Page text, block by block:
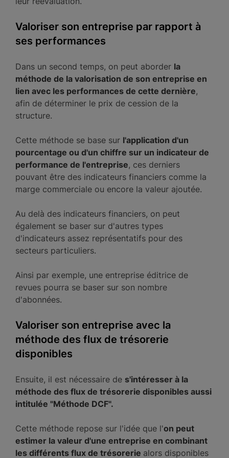
Valoriser son entreprise par rapport à
ses performances
Dans un second temps, on peut aborder la
méthode de la valorisation de son entreprise en
lien avec les performances de cette dernière,
afin de déterminer le prix de cession de la
structure.
Cette méthode se base sur l'application d'un
pourcentage ou d'un chiffre sur un indicateur de
performance de l'entreprise, ces derniers
pouvant être des indicateurs financiers comme la
marge commerciale ou encore la valeur ajoutée.
Au delà des indicateurs financiers, on peut
également se baser sur d'autres types
d'indicateurs assez représentatifs pour des
secteurs particuliers.
Ainsi par exemple, une entreprise éditrice de
revues pourra se baser sur son nombre
d'abonnées.
Valoriser son entreprise avec la
méthode des flux de trésorerie
disponibles
Ensuite, il est nécessaire de s'intéresser à la
méthode des flux de trésorerie disponibles aussi
intitulée "Méthode DCF".
Cette méthode repose sur l'idée que l'on peut
estimer la valeur d'une entreprise en combinant
les différents flux de trésorerie alors disponibles